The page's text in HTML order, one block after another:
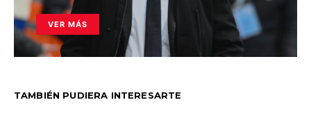
VER MÁS
TAMBIÉN PUDIERA INTERESARTE